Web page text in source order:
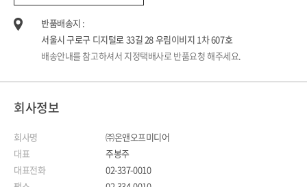
반품배송지 :
서울시 구로구 디지털로 33길 28 우림이비지 1차 607호
배송안내를 참고하셔서 지정택배사로 반품요청 해주세요.
회사정보
회사명
㈜온앤오프미디어
대표
주봉주
대표전화
02-337-0010